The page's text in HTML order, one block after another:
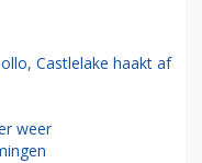
Castlelake haakt af
weer